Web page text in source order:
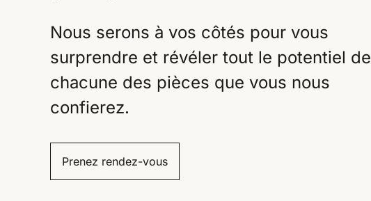
Nous serons à vos côtés pour vous
surprendre et révéler tout le potentiel de
chacune des pièces que vous nous
confierez.
Prenez rendez-vous